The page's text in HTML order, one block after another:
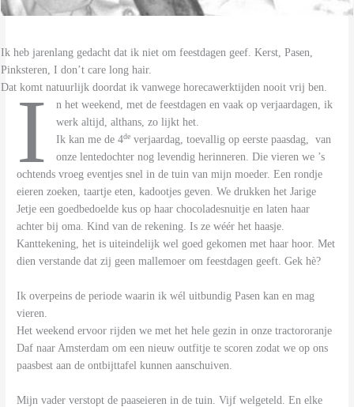
Ik heb jarenlang gedacht dat ik niet om feestdagen geef. Kerst, Pasen,
Pinksteren, I don’t care long hair.
Dat komt natuurlijk doordat ik vanwege horecawerktijden nooit vrij ben.
I
n het weekend, met de feestdagen en vaak op verjaardagen, ik
werk altijd, althans, zo lijkt het.
Ik kan me de 4deverjaardag, toevallig op eerste paasdag, van
onze lentedochter nog levendig herinneren. Die vieren we ’s
ochtends vroeg eventjes snel in de tuin van mijn moeder. Een rondje
eieren zoeken, taartje eten, kadootjes geven. We drukken het Jarige
Jetje een goedbedoelde kus op haar chocoladesnuitje en laten haar
achter bij oma. Kind van de rekening. Is ze wéér het haasje.
Kanttekening, het is uiteindelijk wel goed gekomen met haar hoor. Met
dien verstande dat zij geen mallemoer om feestdagen geeft. Gek hè?
Ik overpeins de periode waarin ik wél uitbundig Pasen kan en mag
vieren.
Het weekend ervoor rijden we met het hele gezin in onze tractororanje
Daf naar Amsterdam om een nieuw outfitje te scoren zodat we op ons
paasbest aan de ontbijttafel kunnen aanschuiven.
Mijn vader verstopt de paaseieren in de tuin. Vijf welgeteld. En elke